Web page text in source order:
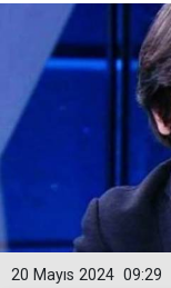
09:29
20 Mayıs 2024